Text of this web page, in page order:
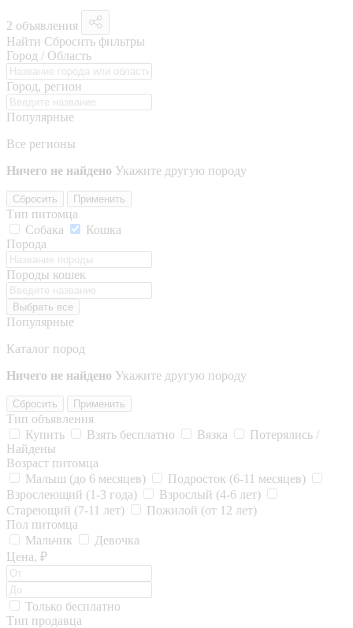
2 объявления
Найти Сбросить фильтры
Город / Область
Город, регион
Популярные
Все регионы
Ничего не найдено Укажите другую породу
Сбросить Применить
Тип питомца
Собака
Кошка
Порода
Породы кошек
Выбрать все
Популярные
Каталог пород
Ничего не найдено Укажите другую породу
Сбросить Применить
Тип объявления
Купить
Взять бесплатно Вязка
Потерялись /
Найдены
Возраст питомца
Малыш (до 6 месяцев)
Подросток (6-11 месяцев)
Взрослеющий (1-3 года)
Взрослый (4-6 лет)
Стареющий (7-11 лет)
Пожилой (от 12 лет)
Пол питомца
Мальчик
Девочка
Цена, ₽
Только бесплатно
Тип продавца